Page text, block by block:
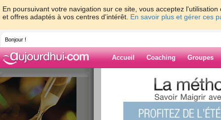
En poursuivant votre navigation sur ce site, vous acceptez
et offres adaptés à vos centres d'intérêt. En savoir plus et gérer ces
Bonjour !
Accueil Coaching Groupes
> > ça va
Blog de